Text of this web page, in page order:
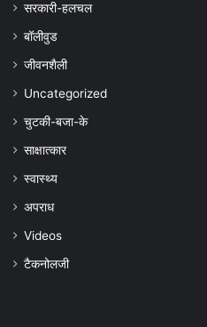
सरकारी-हलचल
बॉलीवुड
जीवनशैली
Uncategorized
चुटकी-बजा-के
साक्षात्कार
स्वास्थ्य
अपराध
Videos
टैकनोलजी